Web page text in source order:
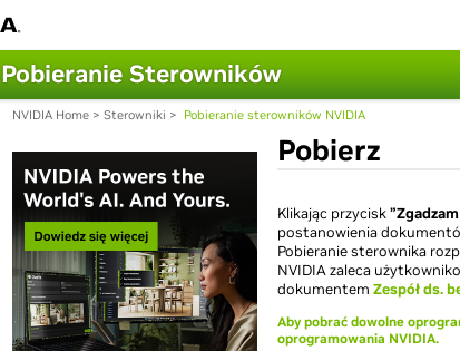
Pobieranie Sterowników
NVIDIA Home > Sterowniki > Pobieranie sterowników NVIDIA
Pobierz
Klikając przycisk
postanowienia
Pobieranie sterownika
NVIDIA zaleca
dokumentem Zespół ds.
Aby pobrać dowolne
oprogramowania NVIDIA.